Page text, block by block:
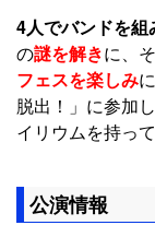
4人でバンドを
の謎を解きに、
フェスを楽しみ
脱出！」に参加
イリウムを持っ
公演情報